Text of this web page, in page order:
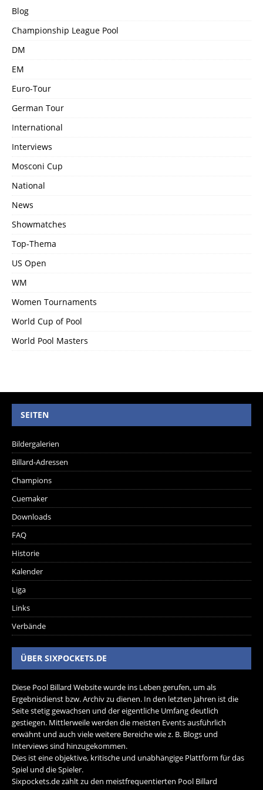
Blog
Championship League Pool
DM
EM
Euro-Tour
German Tour
International
Interviews
Mosconi Cup
National
News
Showmatches
Top-Thema
US Open
WM
Women Tournaments
World Cup of Pool
World Pool Masters
SEITEN
Bildergalerien
Billard-Adressen
Champions
Cuemaker
Downloads
FAQ
Historie
Kalender
Liga
Links
Verbände
ÜBER SIXPOCKETS.DE
Diese Pool Billard Website wurde ins Leben gerufen, um als
Ergebnisdienst bzw. Archiv zu dienen. In den letzten Jahren ist die
Seite stetig gewachsen und der eigentliche Umfang deutlich
gestiegen. Mittlerweile werden die meisten Events ausführlich
erwähnt und auch viele weitere Bereiche wie z. B. Blogs und
Interviews sind hinzugekommen.
Dies ist eine objektive, kritische und unabhängige Plattform für das
Spiel und die Spieler.
Sixpockets.de zählt zu den meistfrequentierten Pool Billard